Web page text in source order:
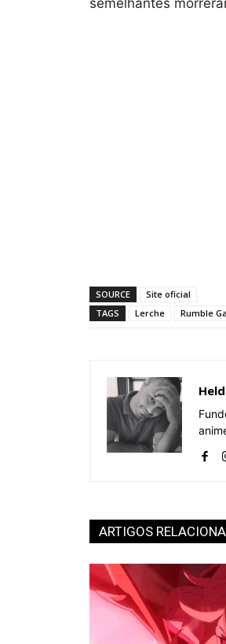
SOURCE
Site oficial
TAGS
Lerche Rumble
ARTIGOS